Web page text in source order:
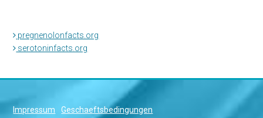
pregnenolonfacts.org
serotoninfacts.org
Impressum
Geschaeftsbedingungen